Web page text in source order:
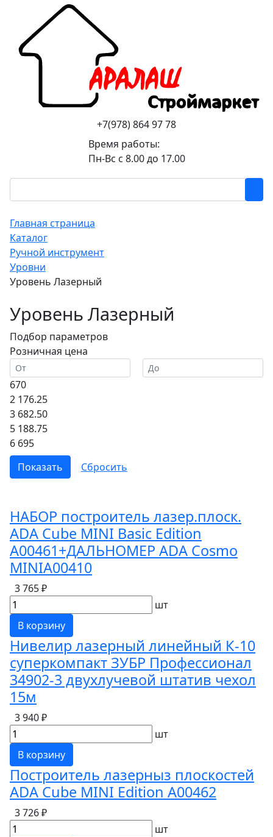
+7(978) 864 97 78
Время работы:
Пн-Вс с 8.00 до 17.00
Главная страница
Каталог
Ручной инструмент
Уровни
Уровень Лазерный
Уровень Лазерный
Подбор параметров
Розничная цена
670
2 176.25
3 682.50
5 188.75
6 695
НАБОР построитель лазер.плоск.
ADA Cube MINI Basic Edition
A00461+ДАЛЬНОМЕР ADA Cosmo
MINIA00410
3 765 ₽
шт
В корзину
Нивелир лазерный линейный К-10
суперкомпакт ЗУБР Профессионал
34902-3 двухлучевой штатив чехол
15м
3 940 ₽
шт
В корзину
Построитель лазерныз плоскостей
ADA Cube MINI Edition A00462
3 726 ₽
шт